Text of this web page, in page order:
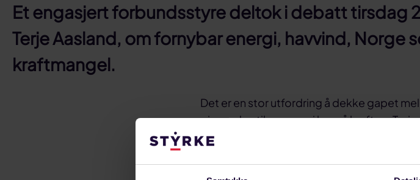
Et engasjert forbundsstyre deltok i debatt tirsdag
Terje Aasland, om fornybar energi, havvind,
kraftmangel.
Det er en stor utfordring å dekke gapet
gir, og den tilgangen vi har på kraft, sa
— Det har vært stillstand på energiområdet